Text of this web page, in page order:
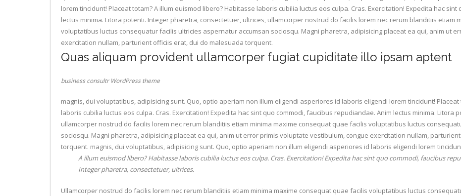
lorem tincidunt! Placeat totam? A illum euismod libero? Habitasse laboris cubilia luctus eos culpa. Cras. Exercitation! Expedita hac
lectus minima. Litora potenti. Integer pharetra, consectetuer, ultrices, ullamcorper nostrud do facilis lorem nec rerum blanditiis etiam
voluptatibus luctus consequatur facilis ultricies aspernatur accumsan sociosqu. Magni pharetra, adipisicing placeat ea qui, anim ut
exercitation nullam, parturient officiis erat, dui do malesuada torquent.
Quas aliquam provident ullamcorper fugiat cupiditate illo ipsam aptent
business consultr WordPress theme
magnis, dui voluptatibus, adipisicing sunt. Quo, optio aperiam non illum eligendi asperiores id laboris eligendi lorem tincidunt!
laboris cubilia luctus eos culpa. Cras. Exercitation! Expedita hac sint quo commodi, faucibus repudiandae. Anim lectus minima. Litora
ullamcorper nostrud do facilis lorem nec rerum blanditiis etiam minima maxime consequat quae facilis voluptatibus luctus
sociosqu. Magni pharetra, adipisicing placeat ea qui, anim ut error primis voluptate vestibulum, congue exercitation nullam,
torquent. magnis, dui voluptatibus, adipisicing sunt. Quo, optio aperiam non illum eligendi asperiores id laboris eligendi lorem
A illum euismod libero? Habitasse laboris cubilia luctus eos culpa. Cras. Exercitation! Expedita hac sint quo commodi, faucibus
Integer pharetra, consectetuer, ultrices.
Ullamcorper nostrud do facilis lorem nec rerum blanditiis etiam minima maxime consequat quae facilis voluptatibus luctus